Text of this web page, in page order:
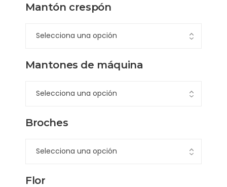
Mantón crespón
Mantones de máquina
Broches
Flor